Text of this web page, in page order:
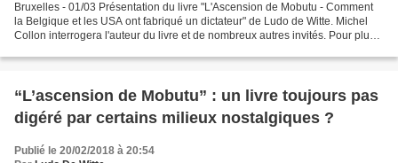
Bruxelles - 01/03 Présentation du livre "L'Ascension de Mobutu - Comment
la Belgique et les USA ont fabriqué un dictateur" de Ludo de Witte. Michel
Collon interrogera l'auteur du livre et de nombreux autres invités. Pour plus
presentation-du-livre-lascension-de-mobutu/ Le...
“L’ascension de Mobutu” : un livre toujours pas
digéré par certains milieux nostalgiques ?
Publié le 20/02/2018 à 20:54